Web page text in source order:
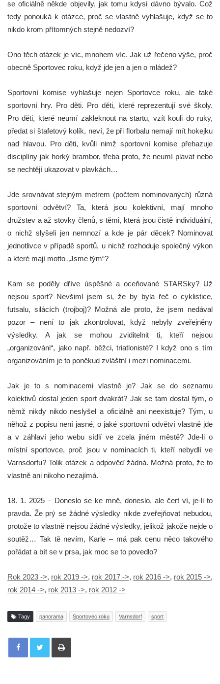
se oficiálně někde objevily, jak tomu kdysi dávno bývalo. Což
tedy ponouká k otázce, proč se vlastně vyhlašuje, když se to
nikdo krom přítomných stejně nedozví?
Ono těch otázek je víc, mnohem víc. Jak už řečeno výše, proč
obecně Sportovec roku, když jde jen a jen o mládež?
Sportovní komise vyhlašuje nejen Sportovce roku, ale také
sportovní hry. Pro děti. Pro děti, které reprezentují své školy.
Pro děti, které neumí zakleknout na startu, vzít kouli do ruky,
předat si štafetový kolík, neví, že při florbalu nemají mít hokejku
nad hlavou. Pro děti, kvůli nimž sportovní komise přehazuje
disciplíny jak horký brambor, třeba proto, že neumí plavat nebo
se nechtějí ukazovat v plavkách…
Jde srovnávat stejným metrem (počtem nominovaných) různá
sportovní odvětví? Ta, která jsou kolektivní, mají mnoho
družstev a až stovky členů, s těmi, která jsou čistě individuální,
o nichž slyšeli jen nemnozí a kde je pár děcek? Nominovat
jednotlivce v případě sportů, u nichž rozhoduje společný výkon
a které mají motto „Jsme tým“?
Kam se poděly dříve úspěšné a oceňované STARSky? Už
nejsou sport? Nevšiml jsem si, že by byla řeč o cyklistice,
futsalu, silácích (trojboj)? Možná ale proto, že jsem nedával
pozor – není to jak zkontrolovat, když nebyly zveřejněny
výsledky. A jak se mohou zviditelnit ti, kteří nejsou
„organizováni“, jako např. běžci, triatlonisté? I když ono s tím
organizováním je to poněkud zvláštní i mezi nominacemi.
Jak je to s nominacemi vlastně je? Jak se do seznamu
kolektivů dostal jeden sport dvakrát? Jak se tam dostal tým, o
němž nikdy nikdo neslyšel a oficiálně ani neexistuje? Tým, u
něhož z popisu není jasné, o jaké sportovní odvětví vlastně jde
a v záhlaví jeho webu sídlí ve zcela jiném městě? Jde-li o
místní sportovce, proč jsou v nominacích ti, kteří nebydlí ve
Varnsdorfu? Tolik otázek a odpověď žádná. Možná proto, že to
vlastně ani nikoho nezajímá.
18. 1. 2025 – Doneslo se ke mně, doneslo, ale čert ví, je-li to
pravda. Že prý se žádné výsledky nikde zveřejňovat nebudou,
protože to vlastně nejsou žádné výsledky, jelikož jakože nejde o
soutěž… Tak tě nevím, Karle – má pak cenu něco takového
pořádat a bít se v prsa, jak moc se to povedlo?
Rok 2023 ->, rok 2019 ->, rok 2017 ->, rok 2016 ->, rok 2015 ->,
rok 2014 ->, rok 2013 ->, rok 2012 ->
Tagy panorama Sportovec roku Varnsdorf sport
Tisknout